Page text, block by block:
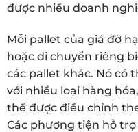
được nhiều doanh
Mỗi pallet của giá đỡ
hoặc di chuyển riêng
các pallet khác. Nó có
với nhiều loại hàng
thể được điều chỉnh
Các phương tiện hỗ